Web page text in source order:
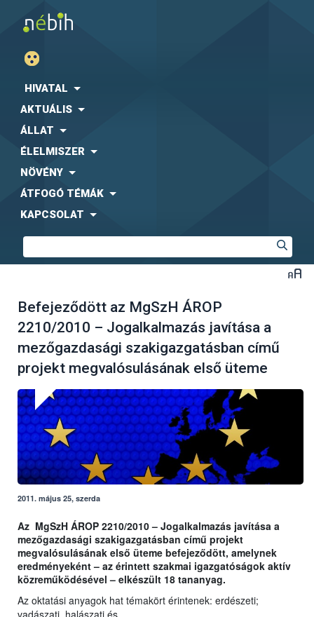
HIVATAL
AKTUÁLIS
ÁLLAT
ÉLELMISZER
NÖVÉNY
ÁTFOGÓ TÉMÁK
KAPCSOLAT
Befejeződött az MgSzH ÁROP
2210/2010 – Jogalkalmazás javítása a
mezőgazdasági szakigazgatásban című
projekt megvalósulásának első üteme
2011. május 25, szerda
Az MgSzH ÁROP 2210/2010 – Jogalkalmazás javítása a
mezőgazdasági szakigazgatásban című projekt
megvalósulásának első üteme befejeződött, amelynek
eredményeként – az érintett szakmai igazgatóságok aktív
közreműködésével – elkészült 18 tananyag.
Az oktatási anyagok hat témakört érintenek: erdészeti;